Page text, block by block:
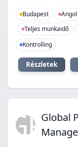
Budapest Angol
Teljes munkaidő
Kontrolling
Részletek
GPGlobal